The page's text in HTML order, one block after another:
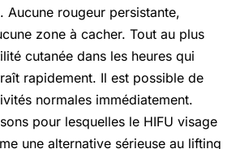
Aucune rougeur persistante,
zone à cacher. Tout au plus
cutanée dans les heures qui
rapidement. Il est possible de
normales immédiatement.
pour lesquelles le HIFU visage
une alternative sérieuse au lifting